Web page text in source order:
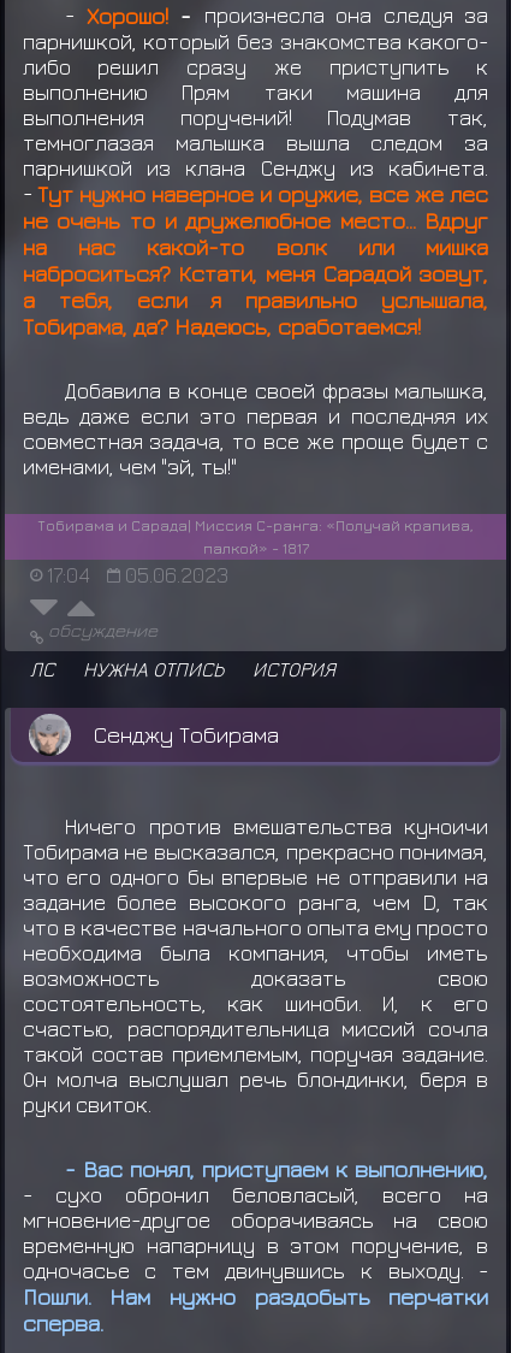
- Хорошо!- произнесла она следуя за
парнишкой, который без знакомства какого-
либо решил сразу же приступить к
выполнению Прям таки машина для
выполнения поручений! Подумав так,
темноглазая малышка вышла следом за
парнишкой из клана Сенджу из кабинета.
- Тут нужно наверное и оружие, все же лес
не очень то и дружелюбное место... Вдруг
на нас какой-то волк или мишка
наброситься? Кстати, меня Сарадой зовут,
а тебя, если я правильно услышала,
Тобирама, да? Надеюсь, сработаемся!
Добавила в конце своей фразы малышка,
ведь даже если это первая и последняя их
совместная задача, то все же проще будет с
именами, чем "эй, ты!"
Тобирама и Сарада| Миссия С-ранга: «Получай крапива,
палкой» - 1817
17:04 05.06.2023
обсуждение
ЛС НУЖНА ОТПИСЬ ИСТОРИЯ
Сенджу Тобирама
Ничего против вмешательства куноичи
Тобирама не высказался, прекрасно понимая,
что его одного бы впервые не отправили на
задание более высокого ранга, чем D, так
что в качестве начального опыта ему просто
необходима была компания, чтобы иметь
возможность доказать свою
состоятельность, как шиноби. И, к его
счастью, распорядительница миссий сочла
такой состав приемлемым, поручая задание.
Он молча выслушал речь блондинки, беря в
руки свиток.
- Вас понял, приступаем к выполнению,
- сухо обронил беловласый, всего на
мгновение-другое оборачиваясь на свою
временную напарницу в этом поручение, в
одночасье с тем двинувшись к выходу. -
Пошли. Нам нужно раздобыть перчатки
сперва.